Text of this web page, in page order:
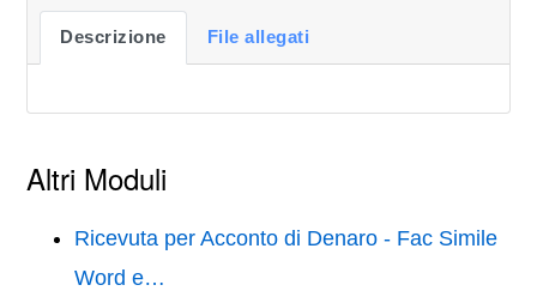
Descrizione File allegati
Altri Moduli
Ricevuta per Acconto di Denaro - Fac Simile
Word e…